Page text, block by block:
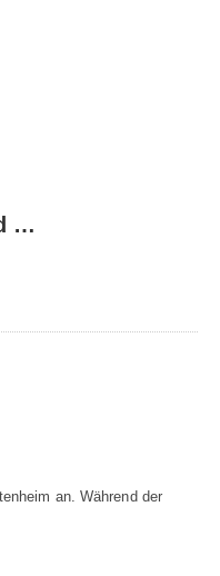
…
an. Während der